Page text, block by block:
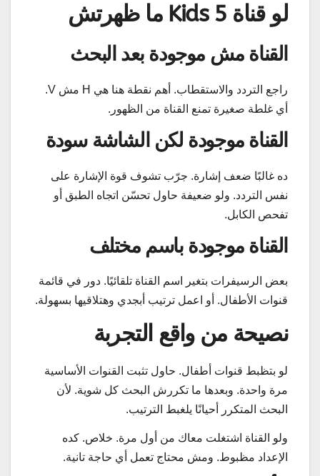
لو قناة 5 Kids ما ظهرتش
القناة مش موجودة بعد البحث
راجع التردد والاستقطاب. أهم نقطة هنا هي H مش V.
أي غلطة صغيرة تمنع القناة من الظهور.
القناة موجودة لكن الشاشة سودة
ده غالبًا ضعف إشارة. جرّب تشوف قوة الإشارة على
نفس التردد. ولو ضعيفة حاول تحسّن اتجاه الطبق أو
تفحص الكابل.
القناة موجودة باسم مختلف
بعض الرسيفرات بتغير اسم القناة تلقائيًا. دور في قائمة
قنوات الأطفال. أو اعمل ترتيب أبجدي وهتلاقيها بسهولة.
نصيحة من واقع التجربة
لو بتظبط قنوات أطفال. حاول تثبت القنوات الأساسية
مرة واحدة. وبعدها ما تكررش البحث كل شوية. لأن
البحث المتكرر أحيانًا يلغبط الترتيب.
ولو القناة اشتغلت معاك من أول مرة. خلاص. كده
الإعداد مظبوط. ومش محتاج تعمل أي حاجة تانية.